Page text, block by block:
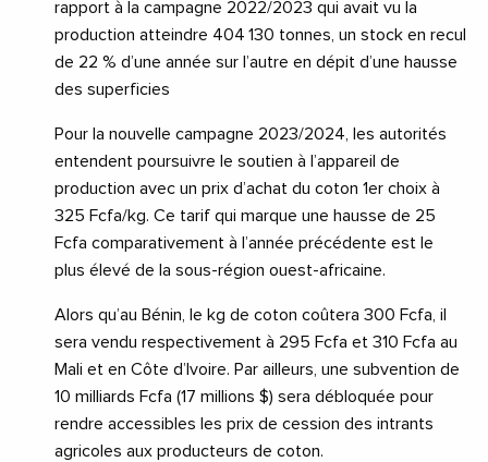
rapport à la campagne 2022/2023 qui avait vu la
production atteindre 404 130 tonnes, un stock en recul
de 22 % d’une année sur l’autre en dépit d’une hausse
des superficies
Pour la nouvelle campagne 2023/2024, les autorités
entendent poursuivre le soutien à l’appareil de
production avec un prix d’achat du coton 1er choix à
325 Fcfa/kg. Ce tarif qui marque une hausse de 25
Fcfa comparativement à l’année précédente est le
plus élevé de la sous-région ouest-africaine.
Alors qu’au Bénin, le kg de coton coûtera 300 Fcfa, il
sera vendu respectivement à 295 Fcfa et 310 Fcfa au
Mali et en Côte d’Ivoire. Par ailleurs, une subvention de
10 milliards Fcfa (17 millions $) sera débloquée pour
rendre accessibles les prix de cession des intrants
agricoles aux producteurs de coton.